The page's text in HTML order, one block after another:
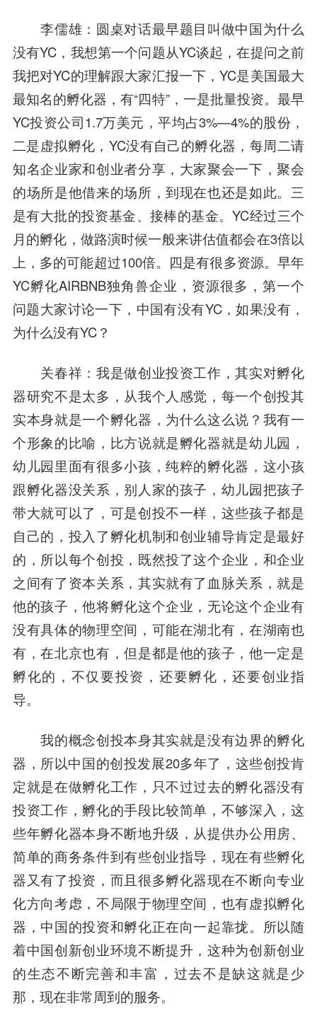
李儒雄 ：圆桌对话最早题目叫做中国为什么
没有YC，我想第一个问题从YC谈起，在提问之前
我把对YC的理解跟大家汇报一下，YC是美国最大
最知名的孵化器，有“四特”，一是批量投资。最早
YC投资公司1.7万美元，平均占3%—4%的股份，
二是虚拟孵化，YC没有自己的孵化器，每周二请
知名企业家和创业者分享，大家聚会一下，聚会
的场所是他借来的场所，到现在也还是如此。三
是有大批的投资基金、接棒的基金。YC经过三个
月的孵化，做路演时候一般来讲估值都会在3倍以
上，多的可能超过100倍。四是有很多资源。早年
YC孵化AIRBNB独角兽企业，资源很多，第一个
问题大家讨论一下，中国有没有YC，如果没有，
为什么没有YC？
关春祥 ：我是做创业投资工作，其实对孵化
器研究不是太多，从我个人感觉，每一个创投其
实本身就是一个孵化器，为什么这么说？我有一
个形象的比喻，比方说就是孵化器就是幼儿园，
幼儿园里面有很多小孩，纯粹的孵化器，这小孩
跟孵化器没关系，别人家的孩子，幼儿园把孩子
带大就可以了，可是创投不一样，这些孩子都是
自己的，投入了孵化机制和创业辅导肯定是最好
的，所以每个创投，既然投了这个企业，和企业
之间有了资本关系，其实就有了血脉关系，就是
他的孩子，他将孵化这个企业，无论这个企业有
没有具体的物理空间，可能在湖北有，在湖南也
有，在北京也有，但是都是他的孩子，他一定是
孵化的，不仅要投资，还要孵化，还要创业指
导。
我的概念创投本身其实就是没有边界的孵化
器，所以中国的创投发展20多年了，这些创投肯
定就是在做孵化工作，只不过过去的孵化器没有
投资工作，孵化的手段比较简单，不够深入，这
些年孵化器本身不断地升级，从提供办公用房、
简单的商务条件到有些创业指导，现在有些孵化
器又有了投资，而且很多孵化器现在不断向专业
化方向考虑，不局限于物理空间，也有虚拟孵化
器，中国的投资和孵化正在向一起靠拢。所以随
着中国创新创业环境不断提升，这种为创新创业
的生态不断完善和丰富，过去不是缺这就是少
那，现在非常周到的服务。